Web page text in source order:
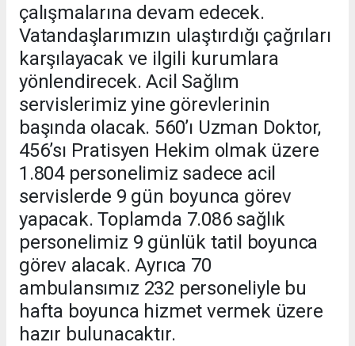
çalışmalarına devam edecek.
Vatandaşlarımızın ulaştırdığı çağrıları
karşılayacak ve ilgili kurumlara
yönlendirecek. Acil Sağlım
servislerimiz yine görevlerinin
başında olacak. 560’ı Uzman Doktor,
456’sı Pratisyen Hekim olmak üzere
1.804 personelimiz sadece acil
servislerde 9 gün boyunca görev
yapacak. Toplamda 7.086 sağlık
personelimiz 9 günlük tatil boyunca
görev alacak. Ayrıca 70
ambulansımız 232 personeliyle bu
hafta boyunca hizmet vermek üzere
hazır bulunacaktır.